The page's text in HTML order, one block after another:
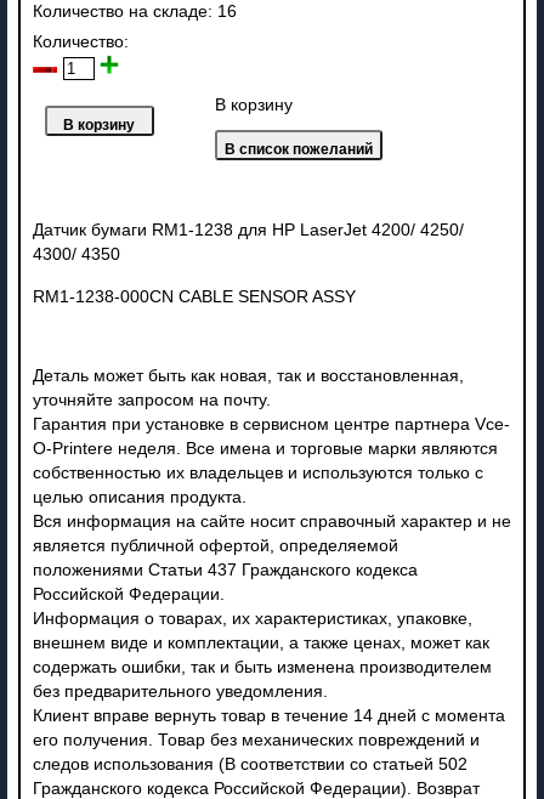
Количество на складе: 16
Количество:
В корзину
Датчик бумаги RM1-1238 для HP LaserJet 4200/ 4250/
4300/ 4350
RM1-1238-000CN CABLE SENSOR ASSY
Деталь может быть как новая, так и восстановленная,
уточняйте запросом на почту.
Гарантия при установке в сервисном центре партнера Vce-
O-Printere неделя. Все имена и торговые марки являются
собственностью их владельцев и используются только с
целью описания продукта.
Вся информация на сайте носит справочный характер и не
является публичной офертой, определяемой
положениями Статьи 437 Гражданского кодекса
Российской Федерации.
Информация о товарах, их характеристиках, упаковке,
внешнем виде и комплектации, а также ценах, может как
содержать ошибки, так и быть изменена производителем
без предварительного уведомления.
Клиент вправе вернуть товар в течение 14 дней с момента
его получения. Товар без механических повреждений и
следов использования (В соответствии со статьей 502
Гражданского кодекса Российской Федерации). Возврат